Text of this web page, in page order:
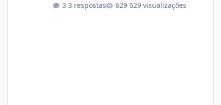
com cerca de 80% concluído e conta com
3 respostas 629 visualizações